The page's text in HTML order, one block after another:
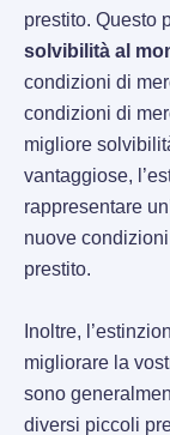
prestito. Questo
solvibilità al
condizioni di
condizioni di
migliore
vantaggiose,
rappresentare
nuove
prestito.
Inoltre,
migliorare la
sono
diversi piccoli